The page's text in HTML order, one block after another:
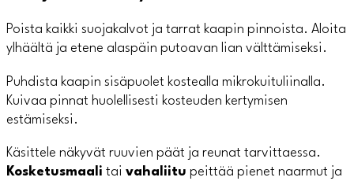
Poista kaikki suojakalvot ja tarrat kaapin pinnoista. Aloita
ylhäältä ja etene alaspäin putoavan lian välttämiseksi.
Puhdista kaapin sisäpuolet kostealla mikrokuituliinalla.
Kuivaa pinnat huolellisesti kosteuden kertymisen
estämiseksi.
Käsittele näkyvät ruuvien päät ja reunat tarvittaessa.
Kosketus­maali tai vahaliitu peittää pienet naarmut ja